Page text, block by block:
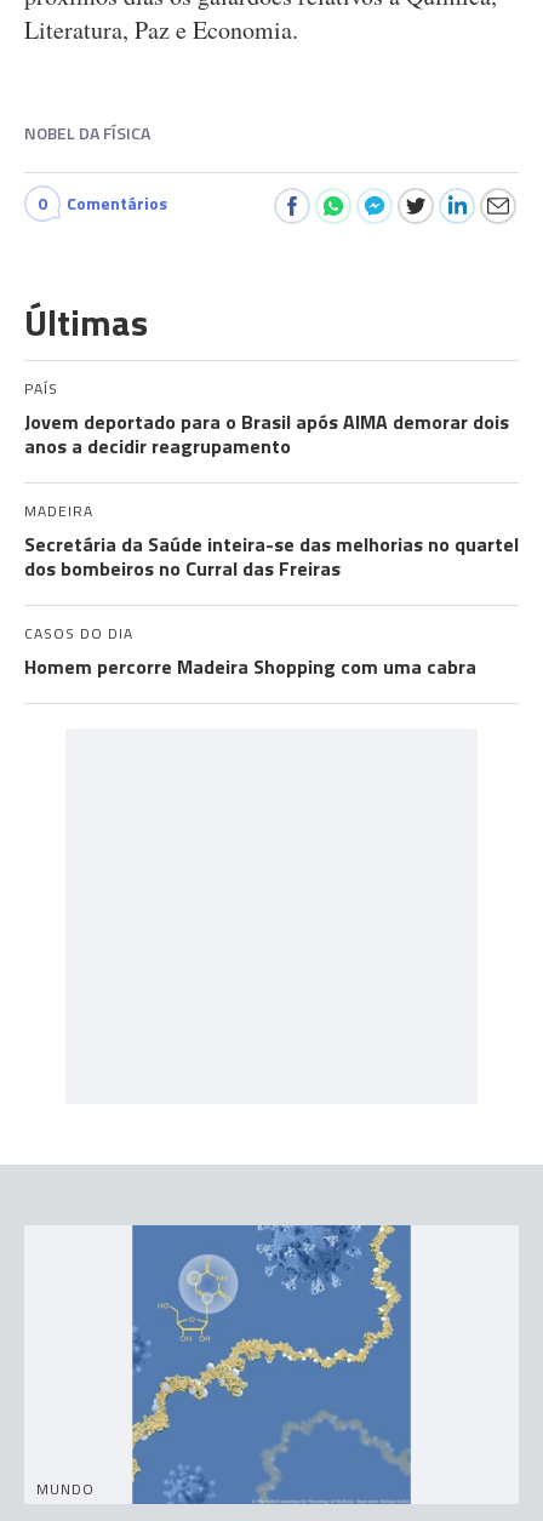
Literatura, Paz e Economia.
NOBEL DA FÍSICA
0 Comentários
Últimas
PAÍS
Jovem deportado para o Brasil após AIMA demorar dois
anos a decidir reagrupamento
MADEIRA
Secretária da Saúde inteira-se das melhorias no quartel
dos bombeiros no Curral das Freiras
CASOS DO DIA
Homem percorre Madeira Shopping com uma cabra
MUNDO